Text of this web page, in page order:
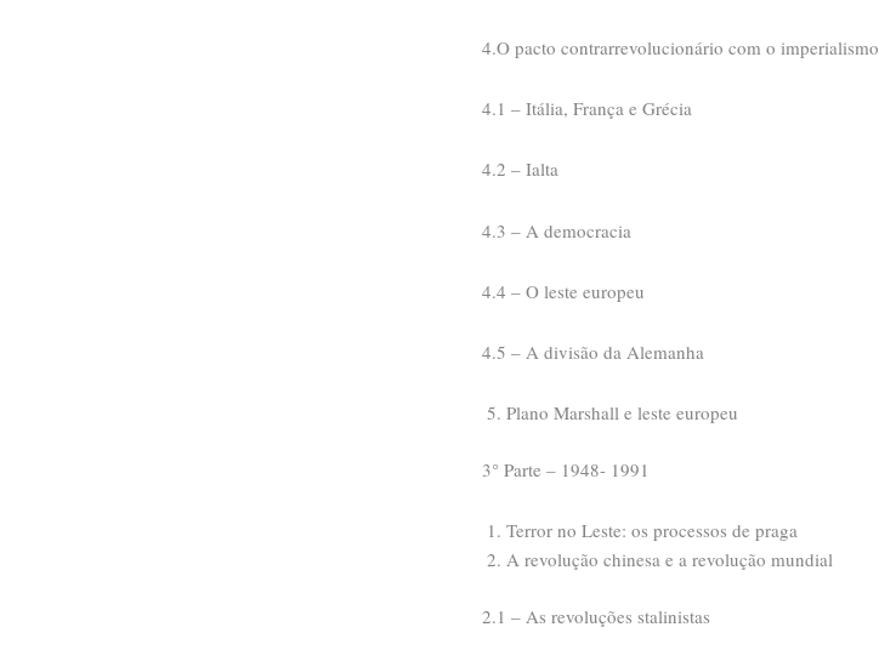
4.O pacto contrarrevolucionário com o imperialismo
4.1 – Itália, França e Grécia
4.2 – Ialta
4.3 – A democracia
4.4 – O leste europeu
4.5 – A divisão da Alemanha
Plano Marshall e leste europeu
3° Parte – 1948- 1991
Terror no Leste: os processos de praga
A revolução chinesa e a revolução mundial
2.1 – As revoluções stalinistas